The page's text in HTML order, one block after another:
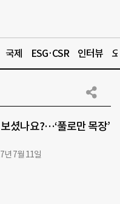
국제 ESG·CSR 인터뷰
보셨나요?…‘풀로만 목장’
년 7월 11일